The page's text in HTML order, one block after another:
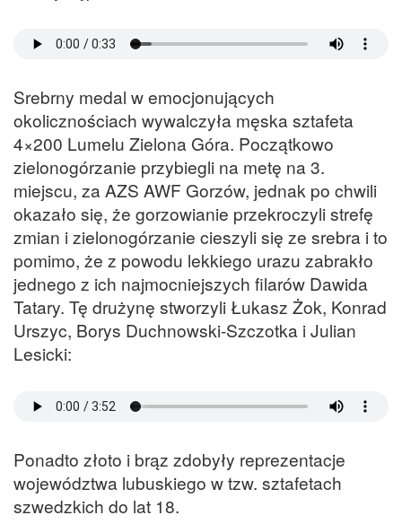
Srebrny medal w emocjonujących
okolicznościach wywalczyła męska sztafeta
4×200 Lumelu Zielona Góra. Początkowo
zielonogórzanie przybiegli na metę na 3.
miejscu, za AZS AWF Gorzów, jednak po chwili
okazało się, że gorzowianie przekroczyli strefę
zmian i zielonogórzanie cieszyli się ze srebra i to
pomimo, że z powodu lekkiego urazu zabrakło
jednego z ich najmocniejszych filarów Dawida
Tatary. Tę drużynę stworzyli Łukasz Żok, Konrad
Urszyc, Borys Duchnowski-Szczotka i Julian
Lesicki:
Ponadto złoto i brąz zdobyły reprezentacje
województwa lubuskiego w tzw. sztafetach
szwedzkich do lat 18.